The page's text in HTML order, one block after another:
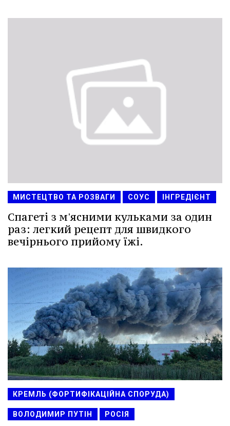
МИСТЕЦТВО ТА РОЗВАГИ СОУС ІНГРЕДІЄНТ
Спагеті з м'ясними кульками за один
раз: легкий рецепт для швидкого
вечірнього прийому їжі.
КРЕМЛЬ (ФОРТИФІКАЦІЙНА СПОРУДА)
ВОЛОДИМИР ПУТІН РОСІЯ